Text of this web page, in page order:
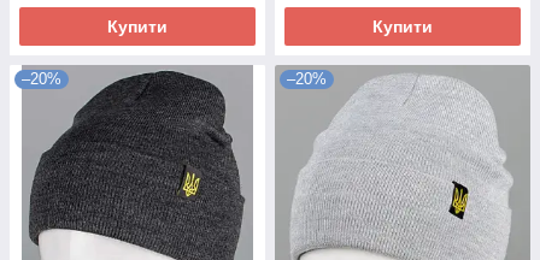
Купити Купити
–20% –20%